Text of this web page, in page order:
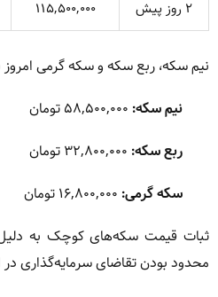
۲ روز پیش ۱۱۵,۵۰۰,۰۰۰
نیم سکه، ربع سکه و سکه گرمی امروز
نیم سکه:
ربع سکه:
سکه گرمی:
ثبات قیمت سکه‌های کوچک به
محدود بودن تقاضای سرمایه‌گذاری